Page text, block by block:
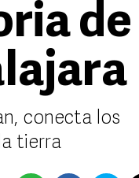
de
conecta los
tierra